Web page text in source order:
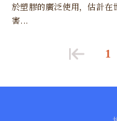
於塑膠的廣泛使用，估計在
害...
1